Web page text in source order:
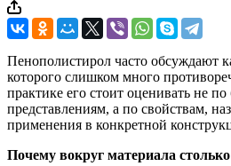
Пенополистирол часто обсуждают
которого слишком много
практике его стоит оценивать не
представлениям, а по свойствам,
применения в конкретной
Почему вокруг материала